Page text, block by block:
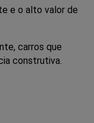
e o alto valor de
carros que
construtiva.